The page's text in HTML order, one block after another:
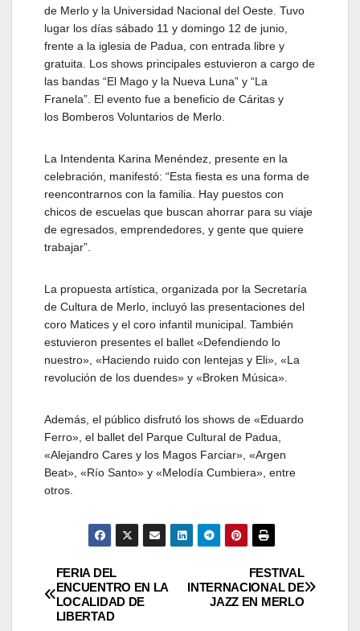
de Merlo y la Universidad Nacional del Oeste. Tuvo
lugar los días sábado 11 y domingo 12 de junio,
frente a la iglesia de Padua, con entrada libre y
gratuita. Los shows principales estuvieron a cargo de
las bandas “El Mago y la Nueva Luna” y “La
Franela”. El evento fue a beneficio de Cáritas y
los Bomberos Voluntarios de Merlo.
La Intendenta Karina Menéndez, presente en la
celebración, manifestó: “Esta fiesta es una forma de
reencontrarnos con la familia. Hay puestos con
chicos de escuelas que buscan ahorrar para su viaje
de egresados, emprendedores, y gente que quiere
trabajar”.
La propuesta artística, organizada por la Secretaría
de Cultura de Merlo, incluyó las presentaciones del
coro Matices y el coro infantil municipal. También
estuvieron presentes el ballet «Defendiendo lo
nuestro», «Haciendo ruido con lentejas y Eli», «La
revolución de los duendes» y «Broken Música».
Además, el público disfrutó los shows de «Eduardo
Ferro», el ballet del Parque Cultural de Padua,
«Alejandro Cares y los Magos Farciar», «Argen
Beat», «Río Santo» y «Melodía Cumbiera», entre
otros.
Navegación
de
FESTIVAL
INTERNACIONAL DE
JAZZ EN MERLO
FERIA DEL
ENCUENTRO EN LA
LOCALIDAD DE
LIBERTAD